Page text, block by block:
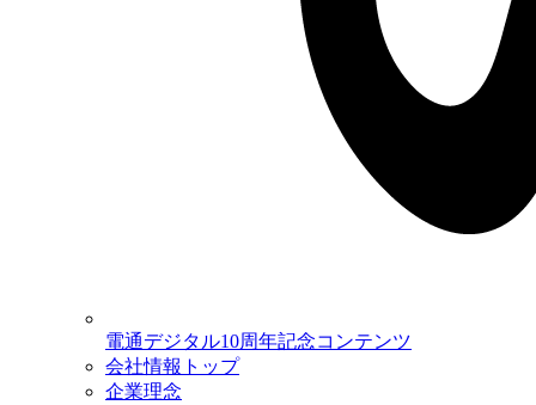
電通デジタル10周年記念コンテンツ
会社情報トップ
企業理念